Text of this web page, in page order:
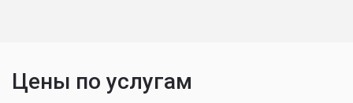
Цены по услугам